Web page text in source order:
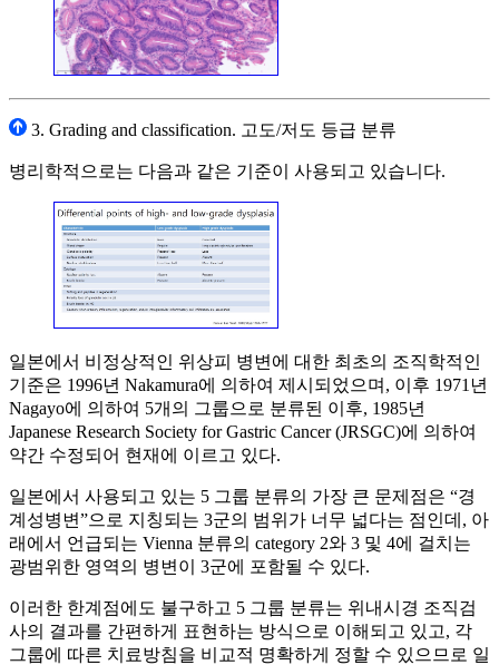
3. Grading and classification. 고도/저도 등급 분류
병리학적으로는 다음과 같은 기준이 사용되고 있습니다.
일본에서 비정상적인 위상피 병변에 대한 최초의 조직학적인
기준은 1996년 Nakamura에 의하여 제시되었으며, 이후 1971년
Nagayo에 의하여 5개의 그룹으로 분류된 이후, 1985년
Japanese Research Society for Gastric Cancer (JRSGC)에 의하여
약간 수정되어 현재에 이르고 있다.
일본에서 사용되고 있는 5 그룹 분류의 가장 큰 문제점은 “경
계성병변”으로 지칭되는 3군의 범위가 너무 넓다는 점인데, 아
래에서 언급되는 Vienna 분류의 category 2와 3 및 4에 걸치는
광범위한 영역의 병변이 3군에 포함될 수 있다.
이러한 한계점에도 불구하고 5 그룹 분류는 위내시경 조직검
사의 결과를 간편하게 표현하는 방식으로 이해되고 있고, 각
그룹에 따른 치료방침을 비교적 명확하게 정할 수 있으므로 일